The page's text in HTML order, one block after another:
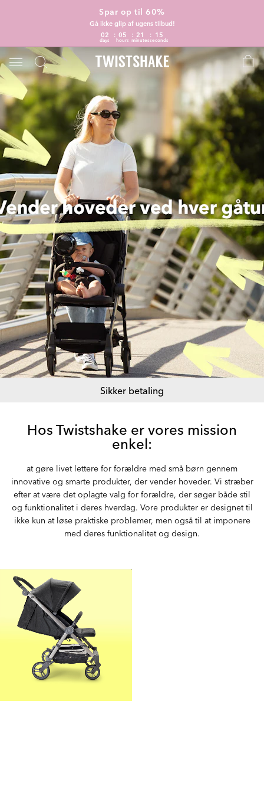
Spar op til 60%
Gå ikke glip af ugens tilbud!
02
days
05
hours
21
minutes
15
seconds
Sikker betaling
Hos Twistshake er vores mission
enkel:
at gøre livet lettere for forældre med små børn gennem
innovative og smarte produkter, der vender hoveder. Vi stræber
efter at være det oplagte valg for forældre, der søger både stil
og funktionalitet i deres hverdag. Vore produkter er designet til
ikke kun at løse praktiske problemer, men også til at imponere
med deres funktionalitet og design.